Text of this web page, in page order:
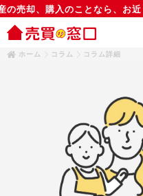
売却、購入のことなら、お近く
ホーム コラム コラム詳細